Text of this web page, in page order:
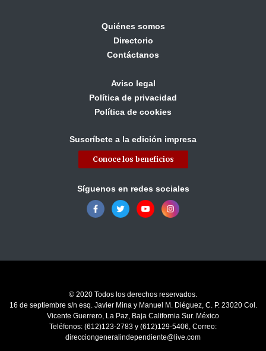
Quiénes somos
Directorio
Contáctanos
Aviso legal
Política de privacidad
Política de cookies
Suscríbete a la edición impresa
Conoce los beneficios
Síguenos en redes sociales
© 2020 Todos los derechos reservados.
16 de septiembre s/n esq. Javier Mina y Manuel M. Diéguez, C. P. 23020 Col.
Vicente Guerrero, La Paz, Baja California Sur. México
Teléfonos: (612)123-2783 y (612)129-5406, Correo:
direcciongeneralindependiente@live.com